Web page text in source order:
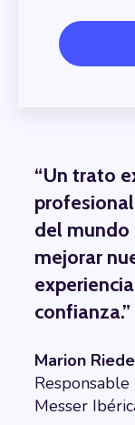
“Un trato
del mundo
mejorar
confianza.”
Marion
Messer